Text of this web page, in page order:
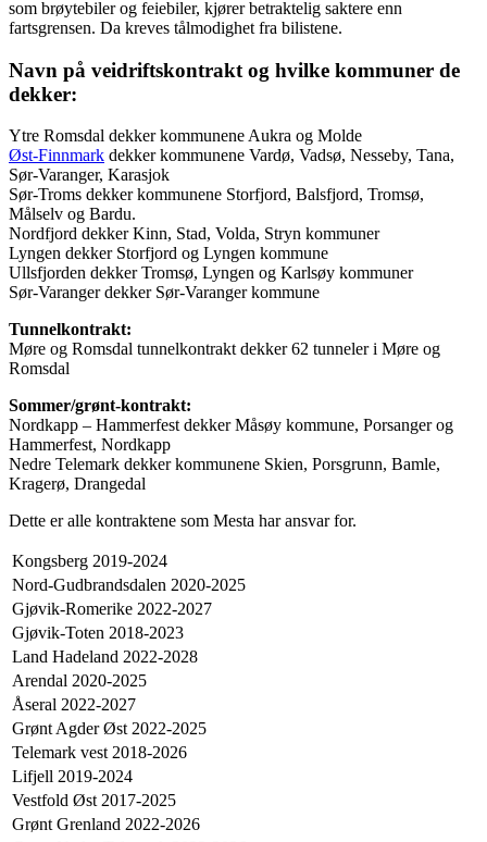
som brøytebiler og feiebiler, kjører betraktelig saktere enn
fartsgrensen. Da kreves tålmodighet fra bilistene.
Navn på veidriftskontrakt og hvilke kommuner de
dekker:
Ytre Romsdal dekker kommunene Aukra og Molde
Øst-Finnmark dekker kommunene Vardø, Vadsø, Nesseby, Tana,
Sør-Varanger, Karasjok
Sør-Troms dekker kommunene Storfjord, Balsfjord, Tromsø,
Målselv og Bardu.
Nordfjord dekker Kinn, Stad, Volda, Stryn kommuner
Lyngen dekker Storfjord og Lyngen kommune
Ullsfjorden dekker Tromsø, Lyngen og Karlsøy kommuner
Sør-Varanger dekker Sør-Varanger kommune
Tunnelkontrakt:
Møre og Romsdal tunnelkontrakt dekker 62 tunneler i Møre og
Romsdal
Sommer/grønt-kontrakt:
Nordkapp – Hammerfest dekker Måsøy kommune, Porsanger og
Hammerfest, Nordkapp
Nedre Telemark dekker kommunene Skien, Porsgrunn, Bamle,
Kragerø, Drangedal
Dette er alle kontraktene som Mesta har ansvar for.
Kongsberg 2019-2024
Nord-Gudbrandsdalen 2020-2025
Gjøvik-Romerike 2022-2027
Gjøvik-Toten 2018-2023
Land Hadeland 2022-2028
Arendal 2020-2025
Åseral 2022-2027
Grønt Agder Øst 2022-2025
Telemark vest 2018-2026
Lifjell 2019-2024
Vestfold Øst 2017-2025
Grønt Grenland 2022-2026